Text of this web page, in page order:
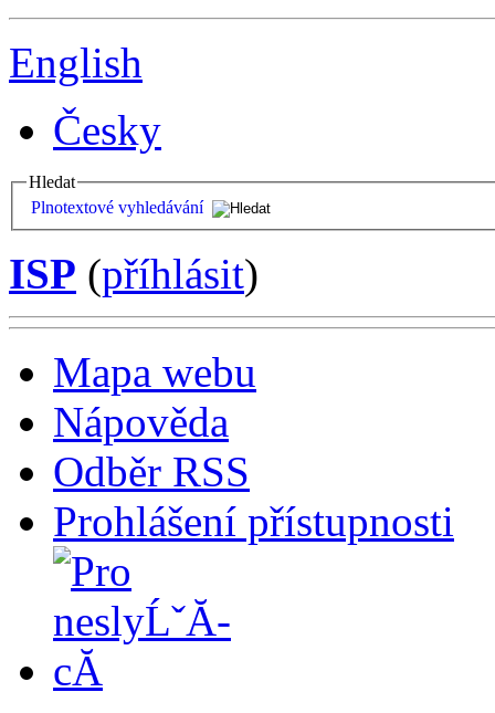
English
Česky
Hledat
Plnotextové vyhledávání
ISP (příhlásit)
Mapa webu
Nápověda
Odběr RSS
Prohlášení přístupnosti